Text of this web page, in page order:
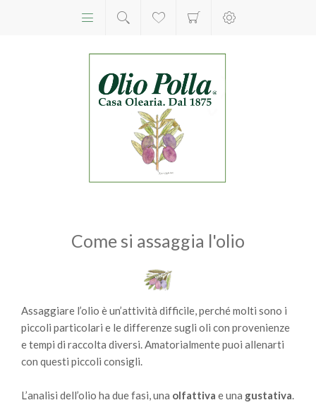
Come si assaggia l'olio
Assaggiare l’olio è un’attività difficile, perché molti sono i
piccoli particolari e le differenze sugli oli con provenienze
e tempi di raccolta diversi. Amatorialmente puoi allenarti
con questi piccoli consigli.
L’analisi dell’olio ha due fasi, una olfattiva e una gustativa.